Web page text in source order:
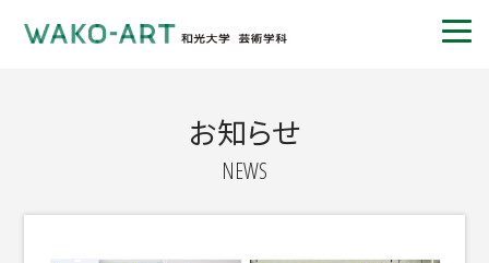
お知らせ
NEWS